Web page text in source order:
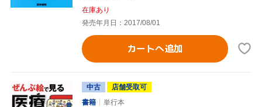
在庫あり
発売年月日：2017/08/01
カートへ追加
中古
店舗受取可
書籍
単行本